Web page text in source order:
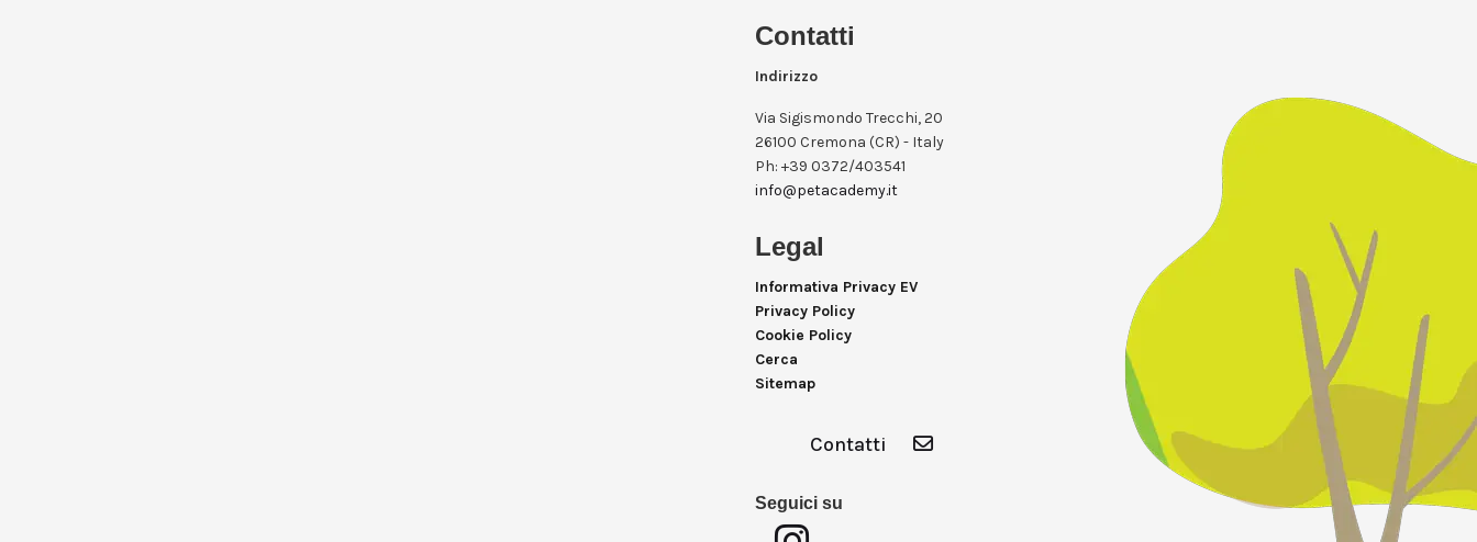
Contatti
Indirizzo
Via Sigismondo Trecchi, 20
26100 Cremona (CR) - Italy
Ph: +39 0372/403541
info@petacademy.it
Legal
Informativa Privacy EV
Privacy Policy
Cookie Policy
Cerca
Sitemap
Contatti
Seguici su